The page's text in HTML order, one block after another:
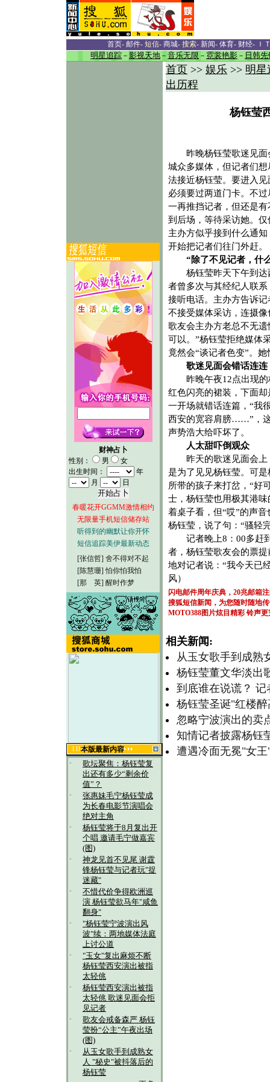
首页- 邮件- 短信- 商城- 搜索- 新闻- 体育- 财经- Ｉ
明星追踪 － 影视天地 － 音乐无限 － 霓裳艳影 － 日韩先
财神占卜
性别：
男
女
出生时间：
年
月
日
春暖花开GGMM激情相约
无限量手机短信储存站
听得到的幽默让你开怀
短信追踪美伊最新动态
[张信哲] 舍不得对不起
[陈慧珊] 怕你怕我怕
[那 英] 醒时作梦
本版最新内容
·
歌坛聚焦：杨钰莹复
出还有多少“剩余价
值”？
·
张惠妹毛宁杨钰莹成
为长春电影节演唱会
绝对主角
·
杨钰莹将于8月复出开
个唱 邀请毛宁做嘉宾
(图)
·
神龙见首不见尾 谢霆
锋杨钰莹与记者玩"捉
迷藏"
·
不惜代价争得欧洲巡
演 杨钰莹欲马年"咸鱼
翻身"
·
"杨钰莹宁波演出风
波"续：两地媒体法庭
上讨公道
·
"玉女"复出麻烦不断
杨钰莹西安演出被指
太轻佻
·
杨钰莹西安演出被指
太轻佻 歌迷见面会拒
见记者
·
歌友会戒备森严 杨钰
莹扮“公主”午夜出场
(图)
·
从玉女歌手到成熟女
人 "秘史"被抖落后的
杨钰莹
首页 >> 娱乐 >> 明星
出历程
杨钰莹
昨晚杨钰莹歌迷见面
城众多媒体，但记者们
法接近杨钰莹。要进入
必须要过两道门卡。不
一再推挡记者，但还是
到后场，等待采访她。
主办方似乎接到什么通
开始把记者们往门外赶。
“除了不见记者，什
杨钰莹昨天下午到达
者曾多次与其经纪人联
接听电话。主办方告诉
不接受媒体采访，连摄
歌友会主办方老总不无
可以。”杨钰莹拒绝媒体
竟然会“谈记者色变”。
歌迷见面会错话连连
昨晚午夜12点出现的
红色闪亮的裙装，下面
一开场就错话连篇，“我
西安的宽容肩膀……”，
声势浩大给吓坏了。
人太甜吓倒观众
昨天的歌迷见面会上
是为了见见杨钰莹。可
所带的孩子来打岔，“好
士，杨钰莹也用极其港
着桌子看，但“哎”的声
杨钰莹，说了句：“骚轻
记者晚上8：00多赶到
者，杨钰莹歌友会的票
地对记者说：“我今天已
风）
闪电邮件周年庆典，20兆邮箱
搜狐短信新闻，为您随时随地
MOTO388图片炫目精彩 铃声更
相关新闻:
从玉女歌手到成熟
杨钰莹董文华淡出
到底谁在说谎？
杨钰莹圣诞"红楼
忽略宁波演出的卖
知情记者披露杨钰
遭遇冷面无冕"女